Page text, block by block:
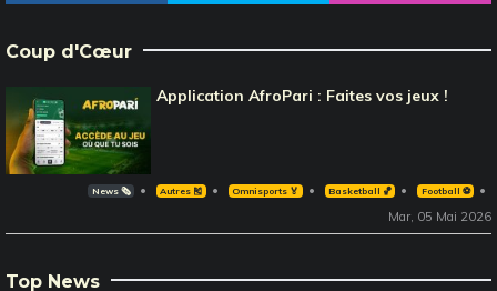
Coup d'Cœur
Application AfroPari : Faites vos jeux !
News 🗞️ Autres 🎽 Omnisports 🏅 Basketball 🏀 Football ⚽️
Mar, 05 Mai 2026
Top News